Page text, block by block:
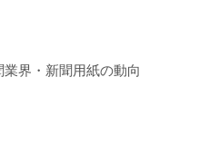
界・新聞用紙の動向